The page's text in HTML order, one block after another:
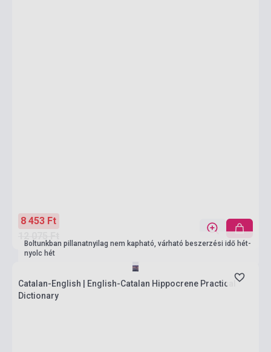
8 453 Ft
Boltunkban pillanatnyilag nem kapható, várható beszerzési idő hét-
nyolc hét
Catalan-English | English-Catalan Hippocrene Practical
Dictionary